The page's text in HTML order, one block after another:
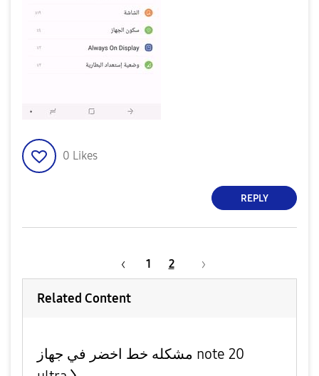
0 Likes
REPLY
1 2
Related Content
مشكله خط اخضر في جهاز note 20